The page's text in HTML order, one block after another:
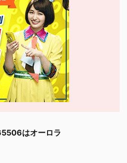
はオーロラ